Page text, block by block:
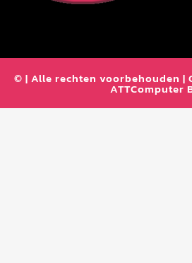
© | Alle rechten voorbehouden |
ATTComputer